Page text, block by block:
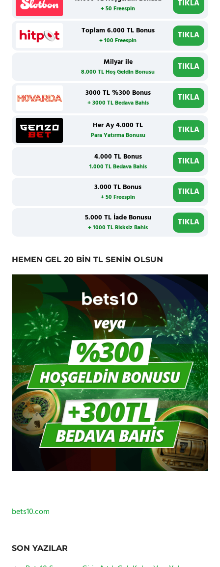
+ 50 Freespin TIKLA
Toplam 6.000 TL Bonus
+ 100 Freespin TIKLA
Milyar ile
8.000 TL Hoş Geldin Bonusu TIKLA
3000 TL %300 Bonus
+ 3000 TL Bedava Bahis TIKLA
Her Ay 4.000 TL
Para Yatırma Bonusu TIKLA
4.000 TL Bonus
1.000 TL Bedava Bahis TIKLA
3.000 TL Bonus
+ 50 Freespin TIKLA
5.000 TL İade Bonusu
+ 1000 TL Risksiz Bahis TIKLA
HEMEN GEL 20 BİN TL SENİN OLSUN
bets10.com
SON YAZILAR